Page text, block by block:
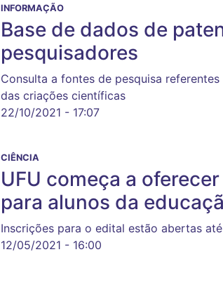
INFORMAÇÃO
Base de dados de
pesquisadores
Consulta a fontes de pesquisa
das criações científicas
22/10/2021 - 17:07
CIÊNCIA
UFU começa a
para alunos da
Inscrições para o edital estão abertas
12/05/2021 - 16:00